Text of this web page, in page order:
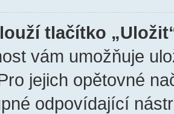
tlačítko
vám umožňuje
jejich opětovné
odpovídající